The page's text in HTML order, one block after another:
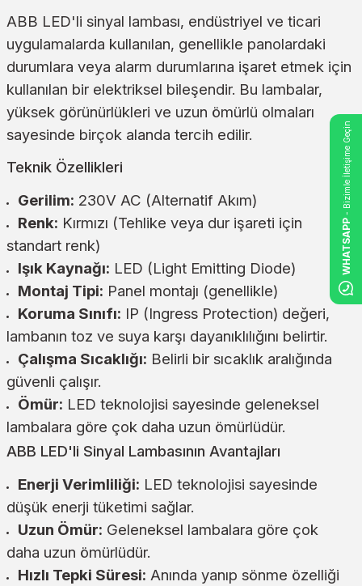
ABB LED'li sinyal lambası, endüstriyel ve ticari
uygulamalarda kullanılan, genellikle panolardaki
durumlara veya alarm durumlarına işaret etmek için
kullanılan bir elektriksel bileşendir. Bu lambalar,
yüksek görünürlükleri ve uzun ömürlü olmaları
sayesinde birçok alanda tercih edilir.
Teknik Özellikleri
Gerilim: 230V AC (Alternatif Akım)
Renk: Kırmızı (Tehlike veya dur işareti için
standart renk)
Işık Kaynağı: LED (Light Emitting Diode)
Montaj Tipi: Panel montajı (genellikle)
Koruma Sınıfı: IP (Ingress Protection) değeri,
lambanın toz ve suya karşı dayanıklılığını belirtir.
Çalışma Sıcaklığı: Belirli bir sıcaklık aralığında
güvenli çalışır.
Ömür: LED teknolojisi sayesinde geleneksel
lambalara göre çok daha uzun ömürlüdür.
ABB LED'li Sinyal Lambasının Avantajları
Enerji Verimliliği: LED teknolojisi sayesinde
düşük enerji tüketimi sağlar.
Uzun Ömür: Geleneksel lambalara göre çok
daha uzun ömürlüdür.
Hızlı Tepki Süresi: Anında yanıp sönme özelliği
WHATSAPP
- Bizimle İletişime Geçin